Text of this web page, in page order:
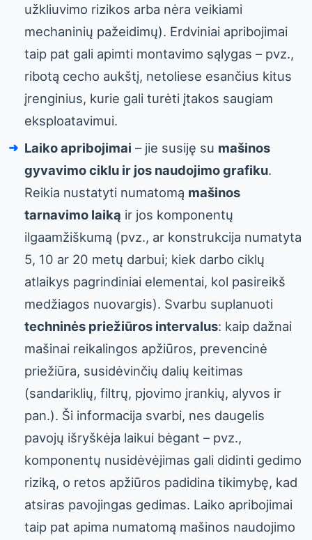
užkliuvimo rizikos arba nėra veikiami
mechaninių pažeidimų). Erdviniai apribojimai
taip pat gali apimti montavimo sąlygas – pvz.,
ribotą cecho aukštį, netoliese esančius kitus
įrenginius, kurie gali turėti įtakos saugiam
eksploatavimui.
Laiko apribojimai – jie susiję su mašinos
gyvavimo ciklu ir jos naudojimo grafiku.
Reikia nustatyti numatomą mašinos
tarnavimo laiką ir jos komponentų
ilgaamžiškumą (pvz., ar konstrukcija numatyta
5, 10 ar 20 metų darbui; kiek darbo ciklų
atlaikys pagrindiniai elementai, kol pasireikš
medžiagos nuovargis). Svarbu suplanuoti
techninės priežiūros intervalus: kaip dažnai
mašinai reikalingos apžiūros, prevencinė
priežiūra, susidėvinčių dalių keitimas
(sandariklių, filtrų, pjovimo įrankių, alyvos ir
pan.). Ši informacija svarbi, nes daugelis
pavojų išryškėja laikui bėgant – pvz.,
komponentų nusidėvėjimas gali didinti gedimo
riziką, o retos apžiūros padidina tikimybę, kad
atsiras pavojingas gedimas. Laiko apribojimai
taip pat apima numatomą mašinos naudojimo